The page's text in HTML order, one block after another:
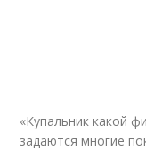
«Купальник какой
задаются многие